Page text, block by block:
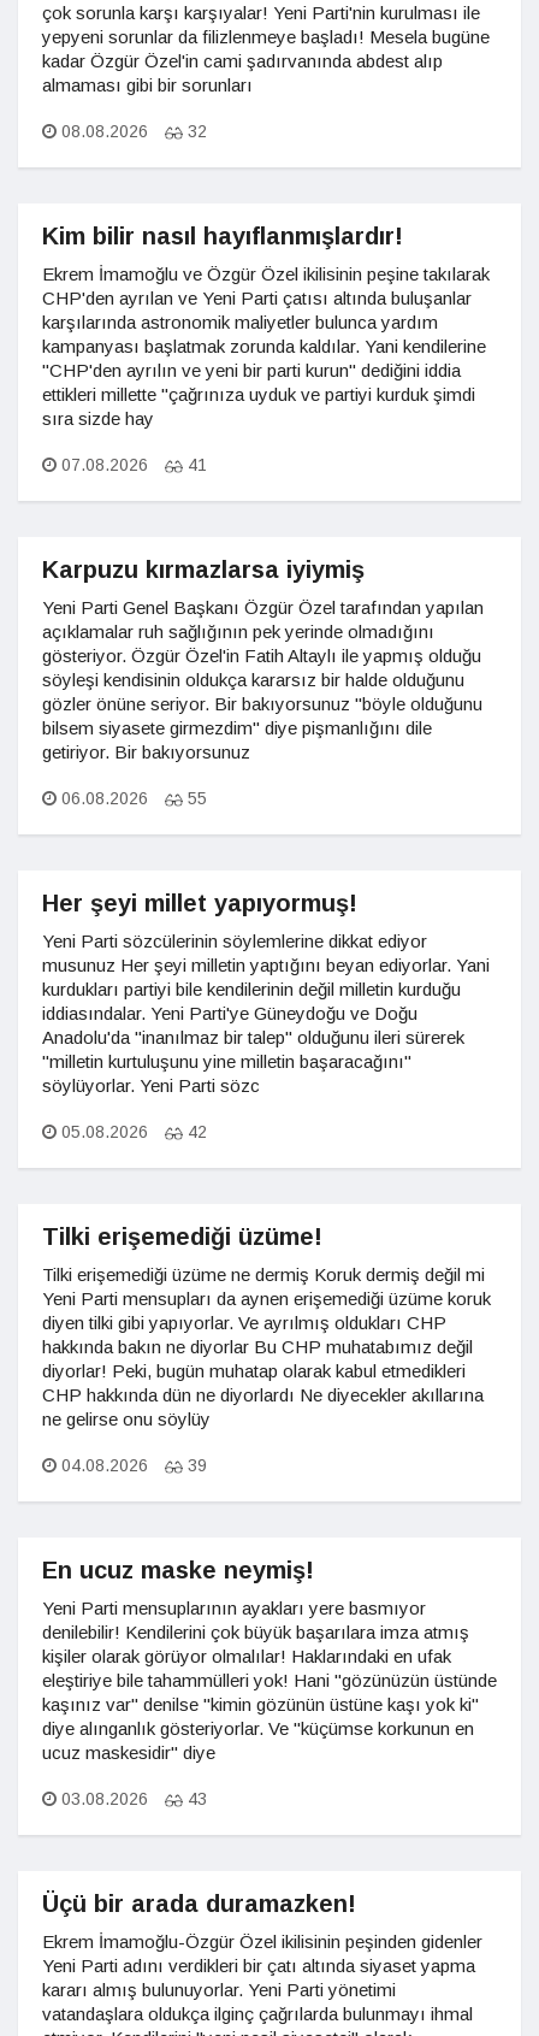
çok sorunla karşı karşıyalar! Yeni Parti'nin kurulması ile
yepyeni sorunlar da filizlenmeye başladı! Mesela bugüne
kadar Özgür Özel'in cami şadırvanında abdest alıp
almaması gibi bir sorunları
08.08.2026 32
Kim bilir nasıl hayıflanmışlardır!
Ekrem İmamoğlu ve Özgür Özel ikilisinin peşine takılarak
CHP'den ayrılan ve Yeni Parti çatısı altında buluşanlar
karşılarında astronomik maliyetler bulunca yardım
kampanyası başlatmak zorunda kaldılar. Yani kendilerine
"CHP'den ayrılın ve yeni bir parti kurun" dediğini iddia
ettikleri millette "çağrınıza uyduk ve partiyi kurduk şimdi
sıra sizde hay
07.08.2026 41
Karpuzu kırmazlarsa iyiymiş
Yeni Parti Genel Başkanı Özgür Özel tarafından yapılan
açıklamalar ruh sağlığının pek yerinde olmadığını
gösteriyor. Özgür Özel'in Fatih Altaylı ile yapmış olduğu
söyleşi kendisinin oldukça kararsız bir halde olduğunu
gözler önüne seriyor. Bir bakıyorsunuz "böyle olduğunu
bilsem siyasete girmezdim" diye pişmanlığını dile
getiriyor. Bir bakıyorsunuz
06.08.2026 55
Her şeyi millet yapıyormuş!
Yeni Parti sözcülerinin söylemlerine dikkat ediyor
musunuz Her şeyi milletin yaptığını beyan ediyorlar. Yani
kurdukları partiyi bile kendilerinin değil milletin kurduğu
iddiasındalar. Yeni Parti'ye Güneydoğu ve Doğu
Anadolu'da "inanılmaz bir talep" olduğunu ileri sürerek
"milletin kurtuluşunu yine milletin başaracağını"
söylüyorlar. Yeni Parti sözc
05.08.2026 42
Tilki erişemediği üzüme!
Tilki erişemediği üzüme ne dermiş Koruk dermiş değil mi
Yeni Parti mensupları da aynen erişemediği üzüme koruk
diyen tilki gibi yapıyorlar. Ve ayrılmış oldukları CHP
hakkında bakın ne diyorlar Bu CHP muhatabımız değil
diyorlar! Peki, bugün muhatap olarak kabul etmedikleri
CHP hakkında dün ne diyorlardı Ne diyecekler akıllarına
ne gelirse onu söylüy
04.08.2026 39
En ucuz maske neymiş!
Yeni Parti mensuplarının ayakları yere basmıyor
denilebilir! Kendilerini çok büyük başarılara imza atmış
kişiler olarak görüyor olmalılar! Haklarındaki en ufak
eleştiriye bile tahammülleri yok! Hani "gözünüzün üstünde
kaşınız var" denilse "kimin gözünün üstüne kaşı yok ki"
diye alınganlık gösteriyorlar. Ve "küçümse korkunun en
ucuz maskesidir" diye
03.08.2026 43
Üçü bir arada duramazken!
Ekrem İmamoğlu-Özgür Özel ikilisinin peşinden gidenler
Yeni Parti adını verdikleri bir çatı altında siyaset yapma
kararı almış bulunuyorlar. Yeni Parti yönetimi
vatandaşlara oldukça ilginç çağrılarda bulunmayı ihmal